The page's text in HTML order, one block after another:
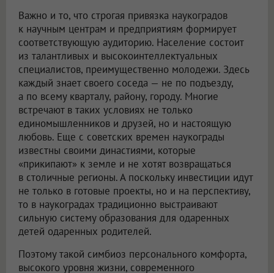
Важно и то, что строгая привязка наукоградов
к научным центрам и предприятиям формирует
соответствующую аудиторию. Население состоит
из талантливых и высокоинтеллектуальных
специалистов, преимущественно молодежи. Здесь
каждый знает своего соседа — не по подъезду,
а по всему кварталу, району, городу. Многие
встречают в таких условиях не только
единомышленников и друзей, но и настоящую
любовь. Еще с советских времен наукограды
известны своими династиями, которые
«прикипают» к земле и не хотят возвращаться
в столичные регионы. А поскольку инвестиции идут
не только в готовые проекты, но и на перспективу,
то в наукоградах традиционно выстраивают
сильную систему образования для одаренных
детей одаренных родителей.
Поэтому такой симбиоз персонального комфорта,
высокого уровня жизни, современного